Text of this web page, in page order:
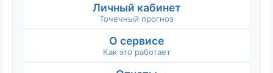
Личный кабинет
Точечный прогноз
О сервисе
Как это работает